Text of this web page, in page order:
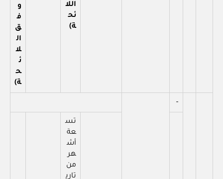
و
ف
ق
ال
لا
ئ
ح
ة)
اللا
ئح
ة)
–
تس
عة
أش
هر
من
تاري